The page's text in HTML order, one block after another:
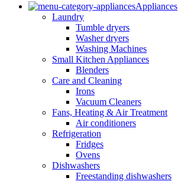
Appliances
Laundry
Tumble dryers
Washer dryers
Washing Machines
Small Kitchen Appliances
Blenders
Care and Cleaning
Irons
Vacuum Cleaners
Fans, Heating & Air Treatment
Air conditioners
Refrigeration
Fridges
Ovens
Dishwashers
Freestanding dishwashers